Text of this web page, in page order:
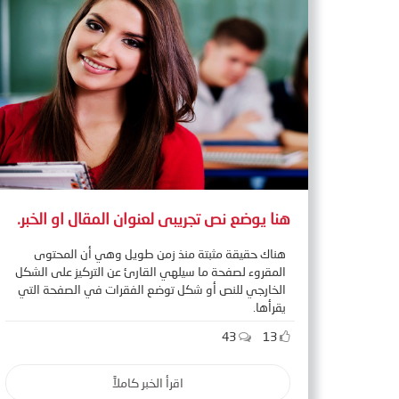
هنا يوضع نص تجريبى لعنوان المقال او الخبر.
هناك حقيقة مثبتة منذ زمن طويل وهي أن المحتوى
المقروء لصفحة ما سيلهي القارئ عن التركيز على الشكل
الخارجي للنص أو شكل توضع الفقرات في الصفحة التي
يقرأها.
اقرأ الخبر كاملاً